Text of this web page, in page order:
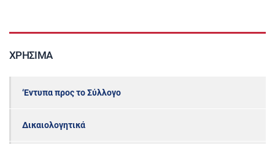
ΧΡΉΣΙΜΑ
‘Εντυπα προς το Σύλλογο
Δικαιολογητικά